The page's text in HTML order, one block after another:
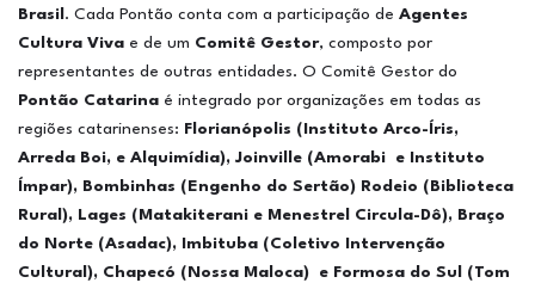
Brasil . Cada Pontão conta com a participação de Agentes
Cultura Viva e de um Comitê Gestor, composto por
representantes de outras entidades. O Comitê Gestor do
Pontão Catarina é integrado por organizações em todas as
regiões catarinenses: Florianópolis (Instituto Arco-Íris,
Arreda Boi, e Alquimídia), Joinville (Amorabi e Instituto
Ímpar), Bombinhas (Engenho do Sertão) Rodeio (Biblioteca
Rural), Lages (Matakiterani e Menestrel Circula-Dô), Braço
do Norte (Asadac), Imbituba (Coletivo Intervenção
Cultural), Chapecó (Nossa Maloca) e Formosa do Sul (Tom